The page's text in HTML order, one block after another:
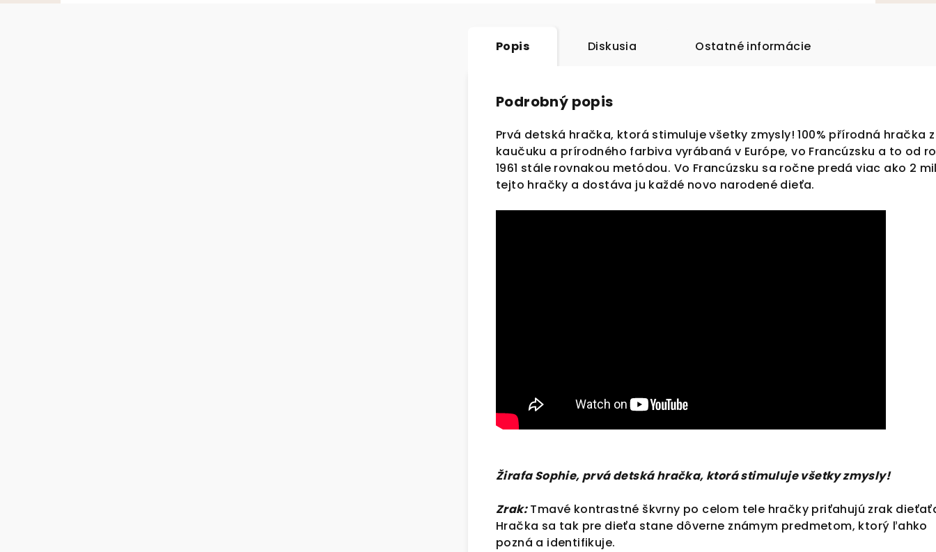
Popis Diskusia Ostatné informácie
Podrobný popis
Prvá detská hračka, ktorá stimuluje všetky zmysly! 100% přírodná hračka z
kaučuku a prírodného farbiva vyrábaná v Európe, vo Francúzsku a to od
1961 stále rovnakou metódou. Vo Francúzsku sa ročne predá viac ako 2
tejto hračky a dostáva ju každé novo narodené dieťa.
Žirafa Sophie,prvá detská hračka, ktorá stimuluje všetky zmysly!
Zrak:Tmavé kontrastné škvrny po celom tele hračky priťahujú zrak
Hračka sa tak pre dieťa stane dôverne známym predmetom, ktorý ľahko
pozná a identifikuje.